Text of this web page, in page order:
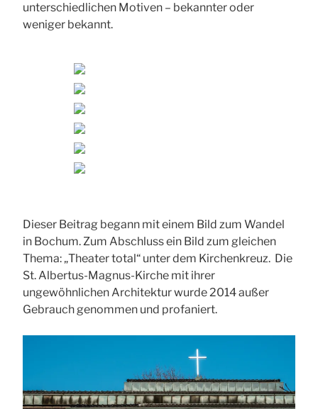
unterschiedlichen Motiven – bekannter oder
weniger bekannt.
Dieser Beitrag begann mit einem Bild zum Wandel
in Bochum. Zum Abschluss ein Bild zum gleichen
Thema: „Theater total“ unter dem Kirchenkreuz. Die
St. Albertus-Magnus-Kirche mit ihrer
ungewöhnlichen Architektur wurde 2014 außer
Gebrauch genommen und profaniert.